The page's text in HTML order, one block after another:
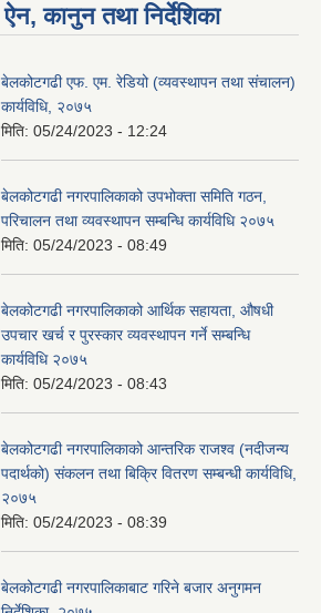
ऐन, कानुन तथा निर्देशिका
बेलकोटगढी एफ. एम. रेडियो (व्यवस्थापन तथा संचालन)
कार्यविधि, २०७५
मिति: 05/24/2023 - 12:24
बेलकोटगढी नगरपालिकाको उपभोक्ता समिति गठन,
परिचालन तथा व्यवस्थापन सम्बन्धि कार्यविधि २०७५
मिति: 05/24/2023 - 08:49
बेलकोटगढी नगरपालिकाको आर्थिक सहायता, औषधी
उपचार खर्च र पुरस्कार व्यवस्थापन गर्ने सम्बन्धि
कार्यविधि २०७५
मिति: 05/24/2023 - 08:43
बेलकोटगढी नगरपालिकाको आन्तरिक राजश्व (नदीजन्य
पदार्थको) संकलन तथा बिक्रि वितरण सम्बन्धी कार्यविधि,
२०७५
मिति: 05/24/2023 - 08:39
बेलकोटगढी नगरपालिकाबाट गरिने बजार अनुगमन